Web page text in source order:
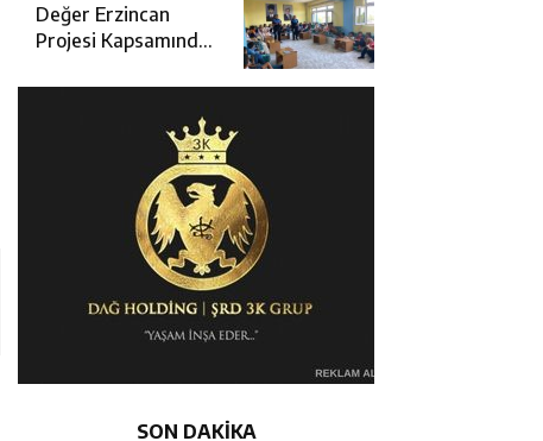
Toplantısı
Değer Erzincan
Projesi Kapsamında
Eğitimi
SON DAKİKA